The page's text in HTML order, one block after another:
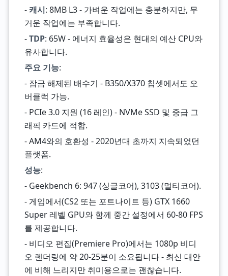
-캐시: 8MB L3 - 가벼운 작업에는 충분하지만, 무
거운 작업에는 부족합니다.
-TDP: 65W - 에너지 효율성은 현대의 예산 CPU와
유사합니다.
주요 기능:
- 잠금 해제된 배수기 - B350/X370 칩셋에서도 오
버클럭 가능.
- PCIe 3.0 지원 (16 레인) - NVMe SSD 및 중급 그
래픽 카드에 적합.
- AM4와의 호환성 - 2020년대 초까지 지속되었던
플랫폼.
성능:
- Geekbench 6: 947 (싱글코어), 3103 (멀티코어).
- 게임에서(CS2 또는 포트나이트 등) GTX 1660
Super 레벨 GPU와 함께 중간 설정에서 60-80 FPS
를 제공합니다.
- 비디오 편집(Premiere Pro)에서는 1080p 비디
오 렌더링에 약 20-25분이 소요됩니다 - 최신 대안
에 비해 느리지만 취미용으로는 괜찮습니다.